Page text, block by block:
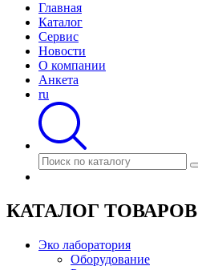
Главная
Каталог
Сервис
Новости
О компании
Анкета
ru
КАТАЛОГ ТОВАРОВ
Эко лаборатория
Оборудование